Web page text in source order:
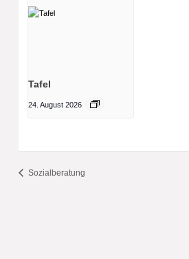
Tafel
24. August 2026
Sozialberatung